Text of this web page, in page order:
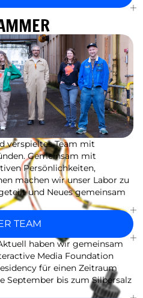
verspieltes Team mit
Gemeinsam mit
Persönlichkeiten,
machen wir unser Labor zu
und Neues gemeinsam
TEAM
haben wir gemeinsam
Media Foundation
für einen Zeitraum
September bis zum Silbersalz